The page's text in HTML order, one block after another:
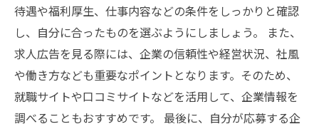
待遇や福利厚生、仕事内容などの条件をしっかりと確認
し、自分に合ったものを選ぶようにしましょう。 また、
求人広告を見る際には、企業の信頼性や経営状況、社風
や働き方なども重要なポイントとなります。そのため、
就職サイトや口コミサイトなどを活用して、企業情報を
調べることもおすすめです。 最後に、自分が応募する企